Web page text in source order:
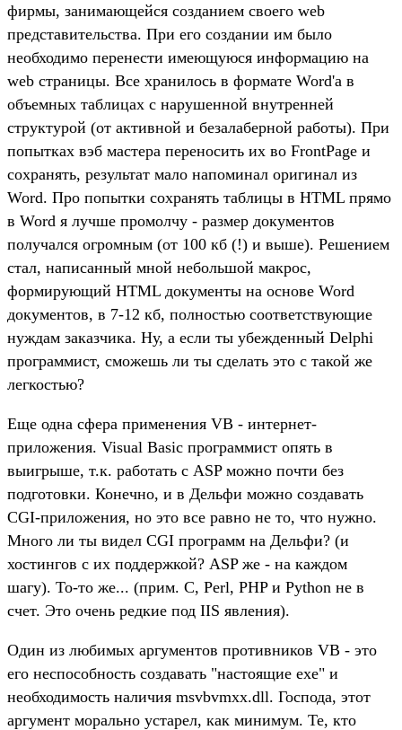
фирмы, занимающейся созданием своего web
представительства. При его создании им было
необходимо перенести имеющуюся информацию на
web страницы. Все хранилось в формате Word'a в
объемных таблицах с нарушенной внутренней
структурой (от активной и безалаберной работы). При
попытках вэб мастера переносить их во FrontPage и
сохранять, результат мало напоминал оригинал из
Word. Про попытки сохранять таблицы в HTML прямо
в Word я лучше промолчу - размер документов
получался огромным (от 100 кб (!) и выше). Решением
стал, написанный мной небольшой макрос,
формирующий HTML документы на основе Word
документов, в 7-12 кб, полностью соответствующие
нуждам заказчика. Ну, а если ты убежденный Delphi
программист, сможешь ли ты сделать это с такой же
легкостью?
Еще одна сфера применения VB - интернет-
приложения. Visual Basic программист опять в
выигрыше, т.к. работать с ASP можно почти без
подготовки. Конечно, и в Дельфи можно создавать
CGI-приложения, но это все равно не то, что нужно.
Много ли ты видел CGI программ на Дельфи? (и
хостингов с их поддержкой? ASP же - на каждом
шагу). То-то же... (прим. C, Perl, PHP и Python не в
счет. Это очень редкие под IIS явления).
Один из любимых аргументов противников VB - это
его неспособность создавать "настоящие exe" и
необходимость наличия msvbvmxx.dll. Господа, этот
аргумент морально устарел, как минимум. Те, кто